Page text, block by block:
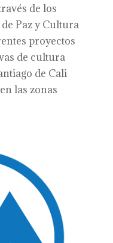
de los
Paz y Cultura
proyectos
de cultura
de Cali
las zonas